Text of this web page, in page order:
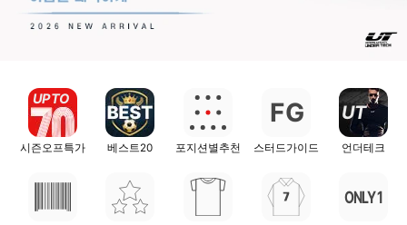
UP TO
시즌오프특가 베스트20 포지션별추천
FG
스터드가이드
UT
언더테크
ONLY 1